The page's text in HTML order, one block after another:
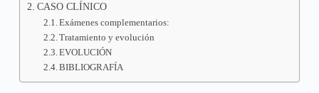
CASO CLÍNICO
Exámenes complementarios:
Tratamiento y evolución
EVOLUCIÓN
BIBLIOGRAFÍA